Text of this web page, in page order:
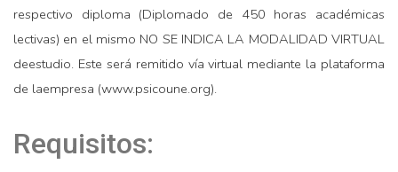
respectivo diploma (Diplomado de 450 horas académicas
lectivas) en el mismo NO SE INDICA LA MODALIDAD VIRTUAL
deestudio. Este será remitido vía virtual mediante la plataforma
de laempresa (www.psicoune.org).
Requisitos: